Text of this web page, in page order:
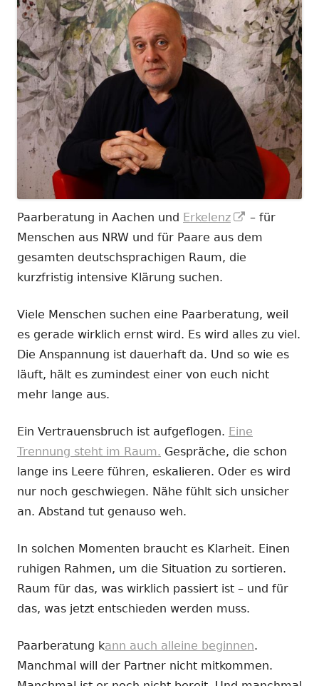
Paarberatung in Aachen und Erkelenz
In
neuem
– für
Menschen aus NRW und für Paare aus dem
gesamten deutschsprachigen Raum, die
kurzfristig intensive Klärung suchen.
Viele Menschen suchen eine Paarberatung, weil
es gerade wirklich ernst wird. Es wird alles zu viel.
Die Anspannung ist dauerhaft da. Und so wie es
läuft, hält es zumindest einer von euch nicht
mehr lange aus.
Ein Vertrauensbruch ist aufgeflogen. Eine
Trennung steht im Raum. Gespräche, die schon
lange ins Leere führen, eskalieren. Oder es wird
nur noch geschwiegen. Nähe fühlt sich unsicher
an. Abstand tut genauso weh.
In solchen Momenten braucht es Klarheit. Einen
ruhigen Rahmen, um die Situation zu sortieren.
Raum für das, was wirklich passiert ist – und für
das, was jetzt entschieden werden muss.
Paarberatung kann auch alleine beginnen.
Manchmal will der Partner nicht mitkommen.